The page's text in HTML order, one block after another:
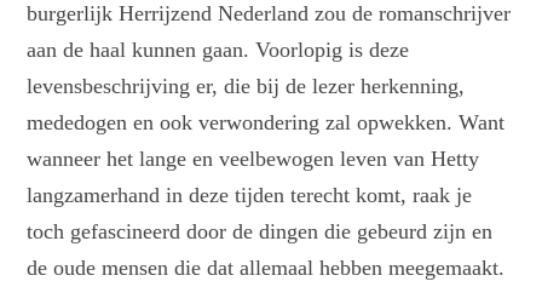
burgerlijk Herrijzend Nederland zou de romanschrijver
aan de haal kunnen gaan. Voorlopig is deze
levensbeschrijving er, die bij de lezer herkenning,
mededogen en ook verwondering zal opwekken. Want
wanneer het lange en veelbewogen leven van Hetty
langzamerhand in deze tijden terecht komt, raak je
toch gefascineerd door de dingen die gebeurd zijn en
de oude mensen die dat allemaal hebben meegemaakt.